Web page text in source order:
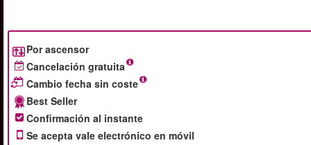
Por ascensor
Cancelación gratuita
Cambio fecha sin coste
Best Seller
Confirmación al instante
Se acepta vale electrónico en móvil